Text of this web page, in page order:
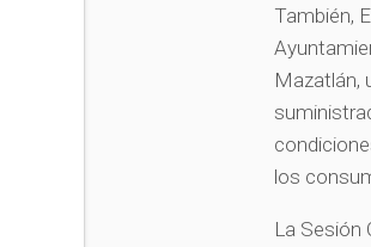
También,
Mazatlán,
los
La Sesión